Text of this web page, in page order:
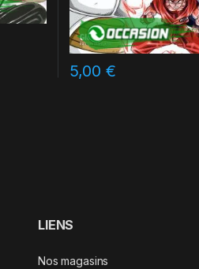
5,00 €
LIENS
Nos magasins